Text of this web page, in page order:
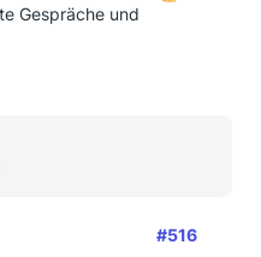
Gespräche und
#516